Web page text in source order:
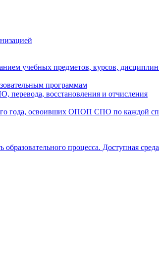
учебных предметов, курсов,
программам
перевода, восстановления и отчисления
года, освоивших ОПОП СПО по каждой
процесса. Доступная среда